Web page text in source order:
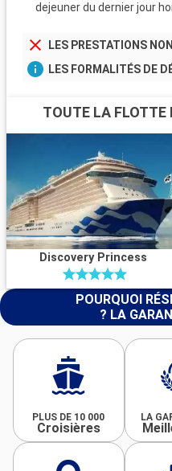
dejeuner du dernier jour
LES PRESTATIONS
LES FORMALITÉS DE
TOUTE LA FLOTTE
Discovery Princess
POURQUOI
? LA
PLUS DE 10 000
Croisières
LA